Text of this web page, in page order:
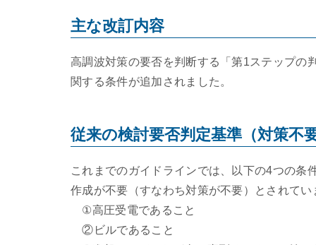
主な改訂内容
高調波対策の要否を判断する「第1ステップの
関する条件が追加されました。
従来の検討要否判定基準（対策不
これまでのガイドラインでは、以下の4つの条
作成が不要（すなわち対策が不要）とされてい
①高圧受電であること
②ビルであること